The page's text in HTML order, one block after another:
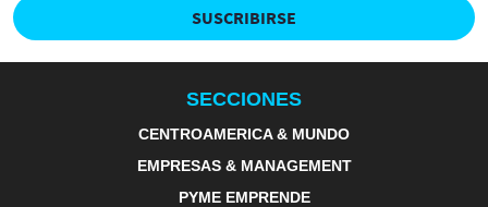
SUSCRIBIRSE
SECCIONES
CENTROAMERICA & MUNDO
EMPRESAS & MANAGEMENT
PYME EMPRENDE